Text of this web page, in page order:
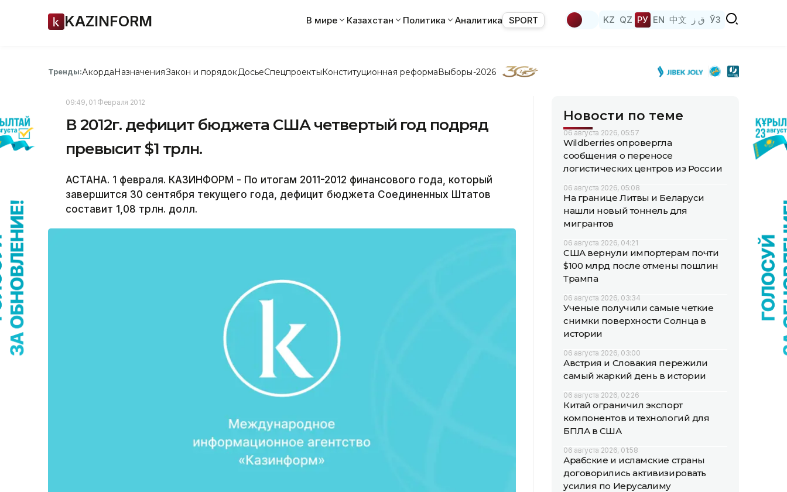
KAZINFORM В мире Казахстан Политика Аналитика SPORT KZ QZ РУ EN 中文 ق ز ЎЗ
Тренды:АкордаНазначенияЗакон и порядок ДосьеСпецпроектыКонституционная реформаВыборы-2026
09:49, 01 Февраля 2012
В 2012г. дефицит бюджета США четвертый год подряд
превысит $1 трлн.
АСТАНА. 1 февраля. КАЗИНФОРМ - По итогам 2011-2012 финансового года, который
завершится 30 сентября текущего года, дефицит бюджета Соединенных Штатов
составит 1,08 трлн. долл.
Новости по теме
06 августа 2026, 05:57
Wildberries опровергла
сообщения о переносе
логистических центров из России
06 августа 2026, 05:08
На границе Литвы и Беларуси
нашли новый тоннель для
мигрантов
06 августа 2026, 04:21
США вернули импортерам почти
$100 млрд после отмены пошлин
Трампа
06 августа 2026, 03:34
Ученые получили самые четкие
снимки поверхности Солнца в
истории
06 августа 2026, 03:00
Австрия и Словакия пережили
самый жаркий день в истории
06 августа 2026, 02:26
Китай ограничил экспорт
компонентов и технологий для
БПЛА в США
06 августа 2026, 01:58
Арабские и исламские страны
договорились активизировать
усилия по Иерусалиму